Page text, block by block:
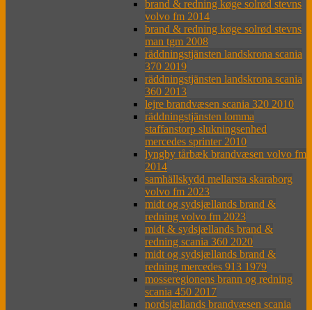
brand & redning køge solrød stevns
volvo fm 2014
brand & redning køge solrød stevns
man tgm 2008
räddningstjänsten landskrona scania
370 2019
räddningstjänsten landskrona scania
360 2013
lejre brandvæsen scania 320 2010
räddningstjänsten lomma
staffanstorp slukningsenhed
mercedes sprinter 2010
lyngby tårbæk brandvæsen volvo fm
2014
samhällskydd mellarsta skaraborg
volvo fm 2023
midt og sydsjællands brand &
redning volvo fm 2023
midt & sydsjællands brand &
redning scania 360 2020
midt og sydsjællands brand &
redning mercedes 913 1979
mosseregionens brann og redning
scania 450 2017
nordsjællands brandvæsen scania